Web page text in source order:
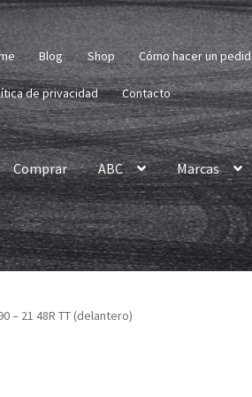
Blog Shop Cómo hacer un
de privacidad Contacto
Comprar ABC Marcas
– 21 48R TT (delantero)